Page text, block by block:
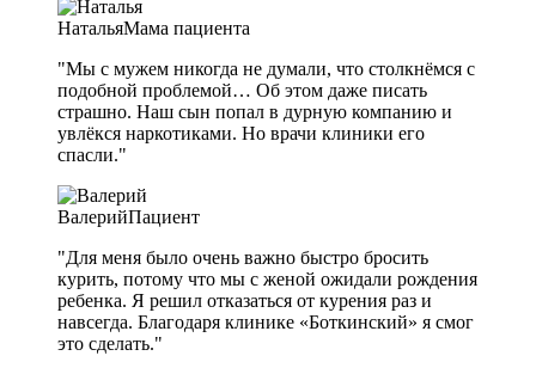
НатальяМама пациента
"Мы с мужем никогда не думали, что столкнёмся с
подобной проблемой… Об этом даже писать
страшно. Наш сын попал в дурную компанию и
увлёкся наркотиками. Но врачи клиники его
спасли."
ВалерийПациент
"Для меня было очень важно быстро бросить
курить, потому что мы с женой ожидали рождения
ребенка. Я решил отказаться от курения раз и
навсегда. Благодаря клинике «Боткинский» я смог
это сделать."